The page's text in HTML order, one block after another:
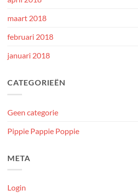
maart 2018
februari 2018
januari 2018
CATEGORIEËN
Geen categorie
Pippie Pappie Poppie
META
Login